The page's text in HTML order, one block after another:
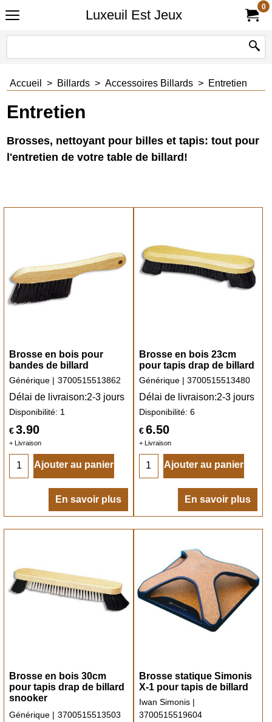
Luxeuil Est Jeux
0
Accueil > Billards > Accessoires Billards > Entretien
Entretien
Brosses, nettoyant pour billes et tapis: tout pour
l'entretien de votre table de billard!
Brosse en bois pour
bandes de billard
€3.90
+ Livraison
Générique 3700515513862
Délai de livraison:2-3 jours
Disponibilité: 1
Ajouter au panier
En savoir plus
Brosse en bois 23cm
pour tapis drap de billard
€ 6.50
+ Livraison
Générique 3700515513480
Délai de livraison:2-3 jours
Disponibilité: 6
Ajouter au panier
En savoir plus
Brosse en bois 30cm
pour tapis drap de billard
snooker
Générique 3700515513503
Brosse statique Simonis
X-1 pour tapis de billard
Iwan Simonis
3700515519604